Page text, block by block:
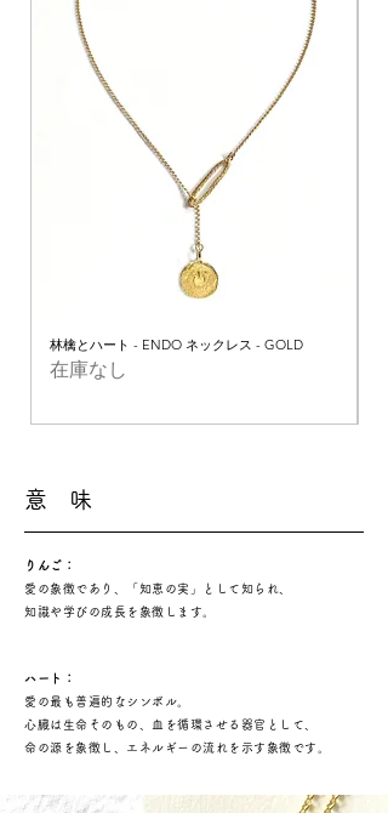
林檎とハート - ENDO ネックレス - GOLD
在庫なし
意 味
りんご：
愛の象徴であり、「知恵の実」として知られ、
知識や学びの成長を象徴します。
ハート：
愛の最も普遍的なシンボル。
心臓は生命そのもの、血を循環させる器官として、
命の源を象徴し、エネルギーの流れを示す象徴です。